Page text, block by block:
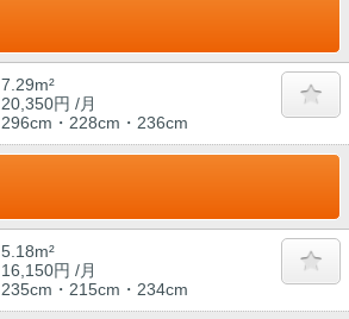
7.29m²
20,350円 /月
296cm・228cm・236cm
5.18m²
16,150円 /月
235cm・215cm・234cm